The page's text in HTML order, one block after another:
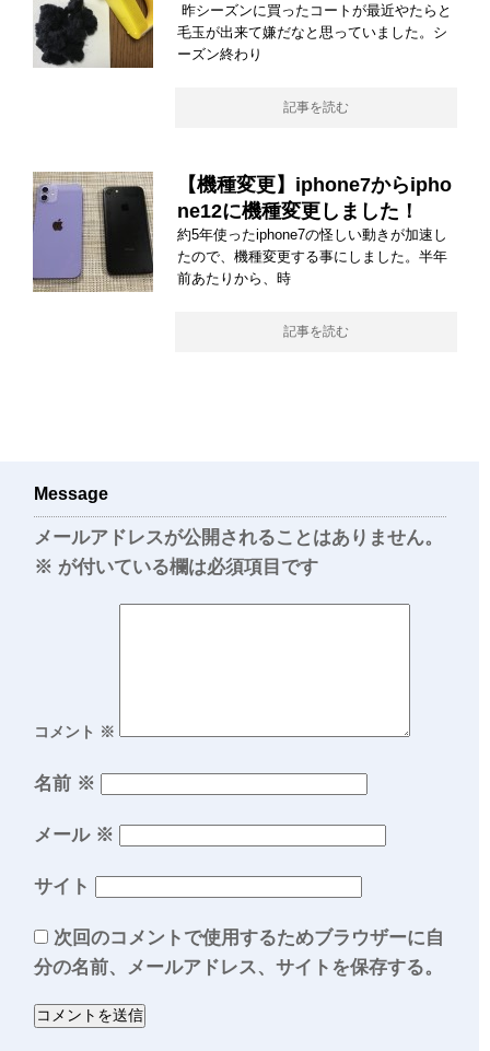
昨シーズンに買ったコートが最近やたらと
毛玉が出来て嫌だなと思っていました。シ
ーズン終わり
記事を読む
【機種変更】iphone7からipho
ne12に機種変更しました！
約5年使ったiphone7の怪しい動きが加速し
たので、機種変更する事にしました。半年
前あたりから、時
記事を読む
Message
メールアドレスが公開されることはありません。
※ が付いている欄は必須項目です
コメント ※
名前 ※
メール ※
サイト
次回のコメントで使用するためブラウザーに自
分の名前、メールアドレス、サイトを保存する。